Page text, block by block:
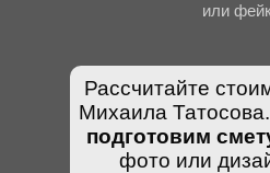
или
Рассчитайте
Михаила
подготовим
фото или